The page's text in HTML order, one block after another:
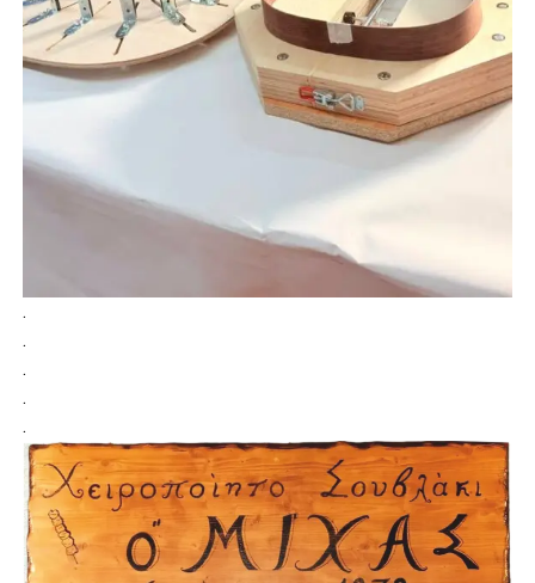
.
.
.
.
.